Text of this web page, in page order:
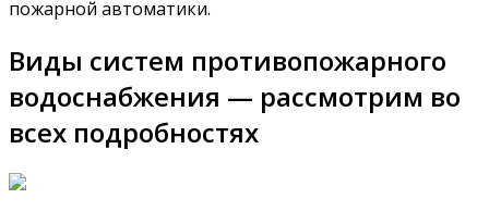
пожарной автоматики.
Виды систем противопожарного
водоснабжения — рассмотрим во
всех подробностях